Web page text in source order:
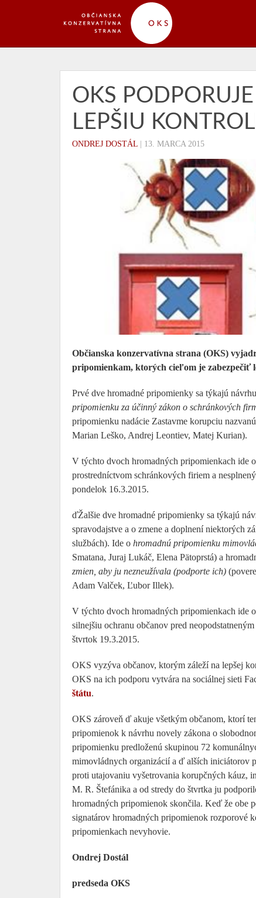
OKS
LEPŠIU
ONDREJ DOSTÁL 13. MARCA 2015
Občianska konzervatívna strana (OKS)
pripomienkam, ktorých cieľom je zabezpečiť
Prvé dve hromadné pripomienky sa týkajú
pripomienku za účinný zákon o schránkových
pripomienku nadácie Zastavme korupciu nazvanú
Marian Leško, Andrej Leontiev, Matej Kurian).
V týchto dvoch hromadných pripomienkach ide
prostredníctvom schránkových firiem a
pondelok 16.3.2015.
ďŽalšie dve hromadné pripomienky sa týkajú
spravodajstve a o zmene a doplnení niektorých
službách). Ide o hromadnú pripomienku
Smatana, Juraj Lukáč, Elena Pätoprstá) a
zmien, aby ju nezneužívala (podporte ich)
Adam Valček, Ľubor Illek).
V týchto dvoch hromadných pripomienkach ide
silnejšiu ochranu občanov pred
štvrtok 19.3.2015.
OKS vyzýva občanov, ktorým záleží na lepšej
OKS na ich podporu vytvára na sociálnej sieti
štátu.
OKS zároveň ď akuje všetkým občanom, ktorí
pripomienok k návrhu novely zákona o
pripomienku predloženú skupinou 72
mimovládnych organizácií a ď alších iniciátorov
proti utajovaniu vyšetrovania korupčných káuz,
M. R. Štefánika a od stredy do štvrtka ju
hromadných pripomienok skončila. Keď že obe
signatárov hromadných pripomienok rozporové
pripomienkach nevyhovie.
Ondrej Dostál
predseda OKS